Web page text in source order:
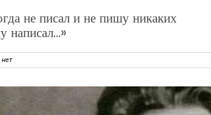
не писал и не пишу никаких
написал…»